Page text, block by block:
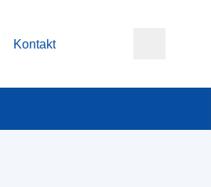
Kontakt